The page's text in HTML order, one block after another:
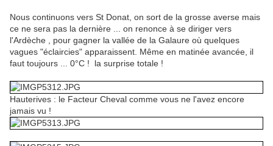
Nous continuons vers St Donat, on sort de la grosse averse mais
ce ne sera pas la dernière ... on renonce à se diriger vers
l'Ardèche , pour gagner la vallée de la Galaure où quelques
vagues "éclaircies" apparaissent. Même en matinée avancée, il
faut toujours ... 0°C ! la surprise totale !
Hauterives : le Facteur Cheval comme vous ne l'avez encore
jamais vu !